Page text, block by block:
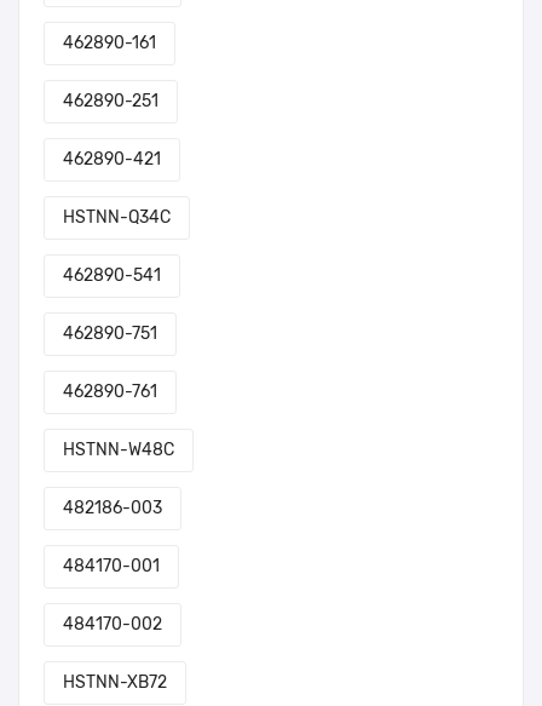
462890-161
462890-251
462890-421
HSTNN-Q34C
462890-541
462890-751
462890-761
HSTNN-W48C
482186-003
484170-001
484170-002
HSTNN-XB72